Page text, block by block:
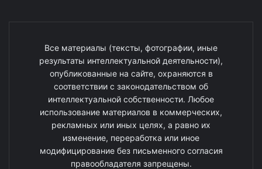
Все материалы (тексты, фотографии, иные
результаты интеллектуальной деятельности),
опубликованные на сайте, охраняются в
соответствии с законодательством об
интеллектуальной собственности. Любое
использование материалов в коммерческих,
рекламных или иных целях, а равно их
изменение, переработка или иное
модифицирование без письменного согласия
правообладателя запрещены.